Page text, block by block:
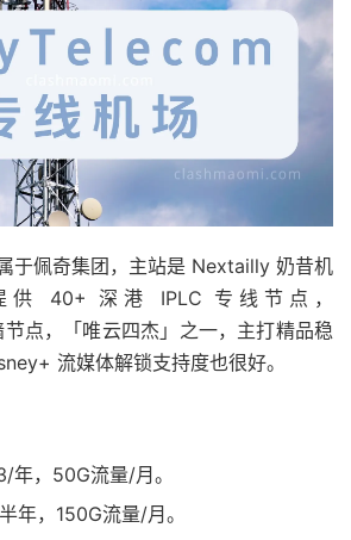
于佩奇集团，主站是 Nextailly 奶昔机
供 40+ 深港 IPLC 专线节点，
点，「唯云四杰」之一，主打精品稳
流媒体解锁支持度也很好。
年，50G流量/月。
年，150G流量/月。